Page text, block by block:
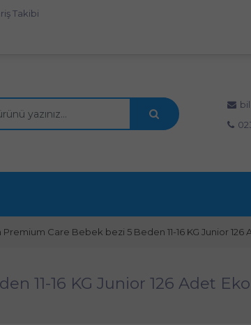
Takibi
Premium Care Bebek bezi 5 Beden 11-16 KG Junior 126
11-16 KG Junior 126 Adet